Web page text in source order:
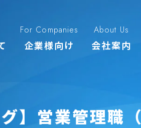
For Companies
企業様向け
About Us
会社案内
】営業管理職